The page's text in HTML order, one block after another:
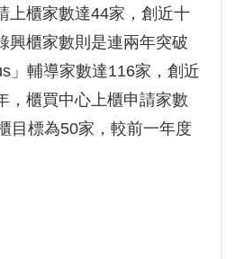
上櫃家數達44家，創近十
興櫃家數則是連兩年突破
」輔導家數達116家，創近
，櫃買中心上櫃申請家數
目標為50家，較前一年度